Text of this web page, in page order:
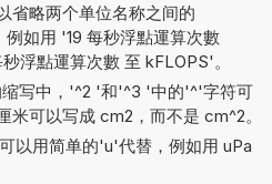
省略两个单位名称之间的
如用 '19 每秒浮點運算次數
浮點運算次數 至 kFLOPS'。
写中，'^2 '和'^3 '中的'^'字符可
米可以写成 cm2，而不是 cm^2。
以用简单的'u'代替，例如用 uPa